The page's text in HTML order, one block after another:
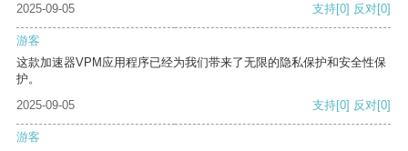
2025-09-05
支持[0] 反对[0]
游客
这款加速器VPM应用程序已经为我们带来了无限的隐私保护和安全性保
护。
2025-09-05
支持[0] 反对[0]
游客